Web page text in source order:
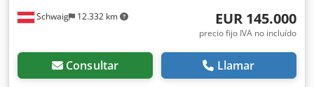
Schwaig 12.332 km EUR 145.000
precio fijo IVA no incluído
Consultar Llamar